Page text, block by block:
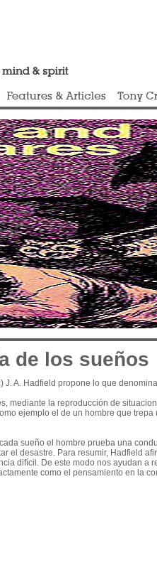
de los sueños
J. A. Hadfield propone lo que
mediante la reproducción de
ejemplo el de un hombre que
sueño el hombre prueba una
el desastre. Para resumir, Hadfield
difícil. De este modo nos ayudan a
como el pensamiento en la